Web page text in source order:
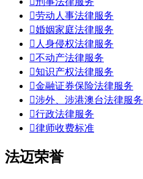
劳动人事法律服务
婚姻家庭法律服务
 人身侵权法律服务
不动产法律服务
知识产权法律服务
金融证券保险法律服务
涉外、涉港澳台法律服务
行政法律服务
律师收费标准
法迈荣誉